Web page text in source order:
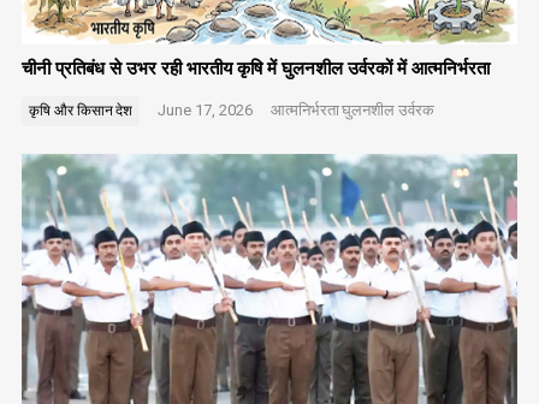
चीनी प्रतिबंध से उभर रही भारतीय कृषि में घुलनशील उर्वरकों में आत्मनिर्भरता
कृषि और किसानदेश June 17, 2026 आत्मनिर्भरताघुलनशील उर्वरक